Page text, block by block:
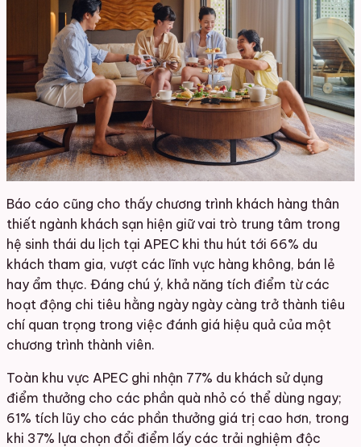
Báo cáo cũng cho thấy chương trình khách hàng thân
thiết ngành khách sạn hiện giữ vai trò trung tâm trong
hệ sinh thái du lịch tại APEC khi thu hút tới 66% du
khách tham gia, vượt các lĩnh vực hàng không, bán lẻ
hay ẩm thực. Đáng chú ý, khả năng tích điểm từ các
hoạt động chi tiêu hằng ngày ngày càng trở thành tiêu
chí quan trọng trong việc đánh giá hiệu quả của một
chương trình thành viên.
Toàn khu vực APEC ghi nhận 77% du khách sử dụng
điểm thưởng cho các phần quà nhỏ có thể dùng ngay;
61% tích lũy cho các phần thưởng giá trị cao hơn, trong
khi 37% lựa chọn đổi điểm lấy các trải nghiệm độc